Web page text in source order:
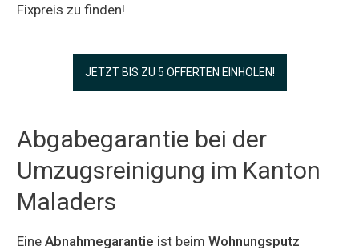
Fixpreis zu finden!
JETZT BIS ZU 5 OFFERTEN EINHOLEN!
Abgabegarantie bei der
Umzugsreinigung im Kanton
Maladers
Eine Abnahmegarantie ist beim Wohnungsputz